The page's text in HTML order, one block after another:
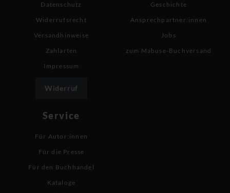
Datenschutz
Widerrufsrecht
Versandhinweise
Zahlarten
Impressum
Widerruf
Geschichte
Ansprechpartner:innen
Jobs
zum Mabuse-Buchversand
Service
Für Autor:innen
Für die Presse
Für den Buchhandel
Kataloge